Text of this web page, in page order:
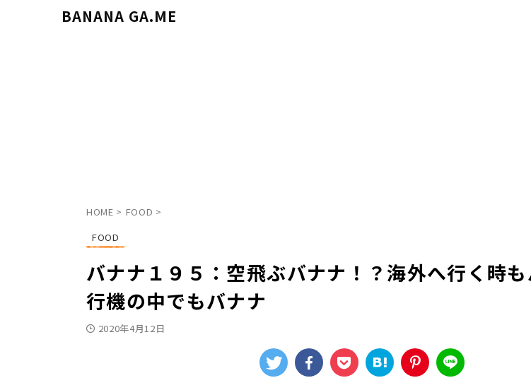
BANANA GA.ME
HOME > FOOD >
FOOD
バナナ１９５：空飛ぶバナナ！？海外へ行く時
行機の中でもバナナ
2020年4月12日